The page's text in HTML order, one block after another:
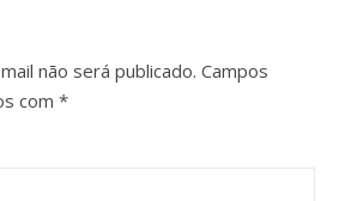
não será publicado. Campos
com *